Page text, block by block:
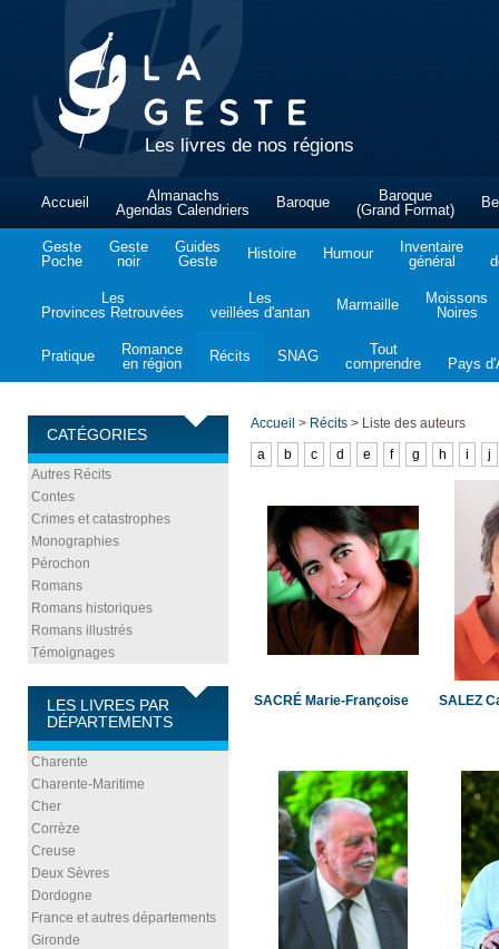
Les livres de nos régions
Accueil
Almanachs
Agendas Calendriers
Baroque
Baroque
(Grand Format)
Geste
Poche
Geste
noir
Guides
Geste
Histoire Humour
Inventaire
général
Les
Provinces Retrouvées
Les
veillées d'antan
Marmaille
Moissons
Noires
Pratique
Romance
en région
Récits SNAG
Tout
comprendre
Pays
CATÉGORIES
Autres Récits
Contes
Crimes et catastrophes
Monographies
Pérochon
Romans
Romans historiques
Romans illustrés
Témoignages
LES LIVRES PAR
DÉPARTEMENTS
Charente
Charente-Maritime
Cher
Corrèze
Creuse
Deux Sèvres
Dordogne
France et autres départements
Gironde
Accueil > Récits > Liste des auteurs
a
b c d e f g h i j
SACRÉ Marie-Françoise SALEZ